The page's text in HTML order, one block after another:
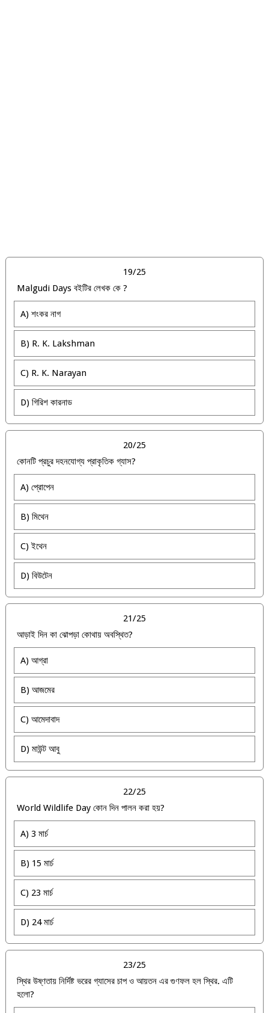
19/25
Malgudi Days বইটির লেখক কে ?
A) শংকর নাগ
B) R. K. Lakshman
C) R. K. Narayan
D) গিরিশ কারনাড
20/25
কোনটি প্রচুর দহনযোগ্য প্রাকৃতিক গ্যাস?
A) প্রোপেন
B) মিথেন
C) ইথেন
D) বিউটেন
21/25
আড়াই দিন কা ঝোপড়া কোথায় অবস্থিত?
A) আগ্রা
B) আজমের
C) আমেদাবাদ
D) মাউন্ট আবু
22/25
World Wildlife Day কোন দিন পালন করা হয়?
A) 3 মার্চ
B) 15 মার্চ
C) 23 মার্চ
D) 24 মার্চ
23/25
স্থির উষ্ণতায় নির্দিষ্ট ভরের গ্যাসের চাপ ও আয়তন এর গুণফল হল স্থির. এটি
হলো?